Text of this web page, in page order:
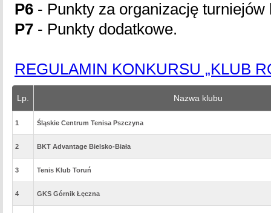
P6 - Punkty za organizację
P7 - Punkty dodatkowe.
REGULAMIN KONKURSU „KLUB
Lp. Nazwa klubu
1 Śląskie Centrum Tenisa Pszczyna
2 BKT Advantage Bielsko-Biała
3 Tenis Klub Toruń
4 GKS Górnik Łęczna